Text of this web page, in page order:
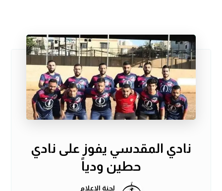
نادي المقدسي يفوز على نادي
حطين ودياً
لجنة الإعلام